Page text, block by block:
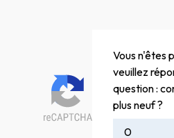
Vous n'êtes
veuillez
question :
plus neuf ?